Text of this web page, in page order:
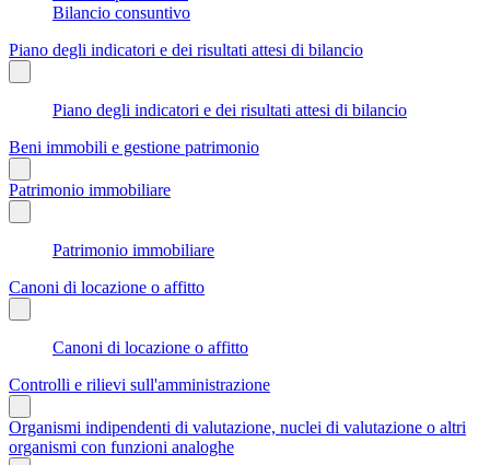
Bilancio consuntivo
Piano degli indicatori e dei risultati attesi di bilancio
Piano degli indicatori e dei risultati attesi di bilancio
Beni immobili e gestione patrimonio
Patrimonio immobiliare
Patrimonio immobiliare
Canoni di locazione o affitto
Canoni di locazione o affitto
Controlli e rilievi sull'amministrazione
Organismi indipendenti di valutazione, nuclei di valutazione o altri
organismi con funzioni analoghe